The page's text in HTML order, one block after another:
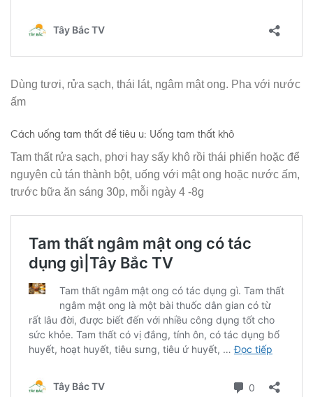
Dùng tươi, rửa sạch, thái lát, ngâm mật ong. Pha với nước
ấm
Cách uống tam thất để tiêu u: Uống tam thất khô
Tam thất rửa sạch, phơi hay sấy khô rồi thái phiến hoặc để
nguyên củ tán thành bột, uống với mật ong hoặc nước ấm,
trước bữa ăn sáng 30p, mỗi ngày 4 -8g